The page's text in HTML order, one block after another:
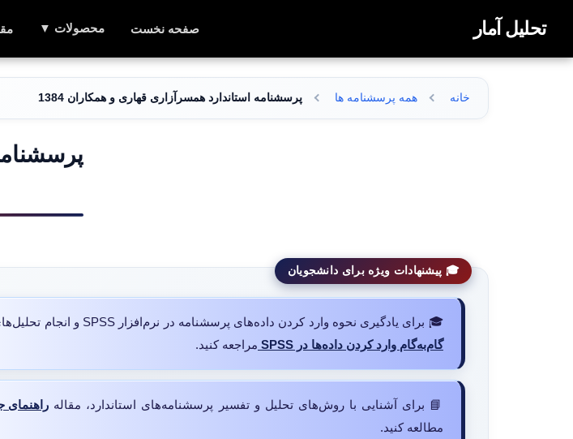
تحلیل آمار صفحه نخست محصولات ▼
خانه همه پرسشنامه ها پرسشنامه استاندارد همسرآزاری قهاری و همکاران 1384
🎓 پیشنهادات ویژه برای دانشجویان
🎓 برای یادگیری نحوه وارد کردن داده‌های پرسشنامه در نرم‌افزار SPSS و انجام تحلیل‌های آماری، به مقاله آموزشی
گام‌به‌گام وارد کردن داده‌ها در SPSS
مراجعه کنید.
📘 برای آشنایی با روش‌های تحلیل و تفسیر پرسشنامه‌های استاندارد، مقاله راهنمای
مطالعه کنید.